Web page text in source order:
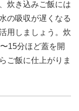
炊き込みご飯には
の吸収が遅くなる
用しましょう。炊
15分ほど蓋を開
ご飯に仕上がりま